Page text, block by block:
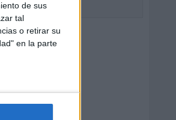
de sus
tal
o retirar su
en la parte